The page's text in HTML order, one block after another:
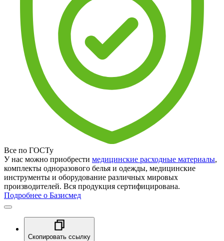
Все по ГОСТу
У нас можно приобрести медицинские расходные материалы,
комплекты одноразового белья и одежды, медицинские
инструменты и оборудование различных мировых
производителей. Вся продукция сертифицирована.
Подробнее о Базисмед
Скопировать ссылку